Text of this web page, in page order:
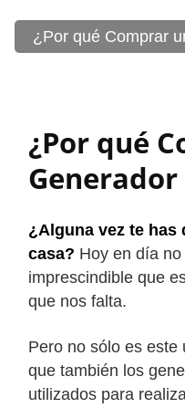
¿Por qué Comprar
¿Por qué
¿Alguna vez te has
casa? Hoy en día
imprescindible que
que nos falta.
Pero no sólo es este
que también los
utilizados para